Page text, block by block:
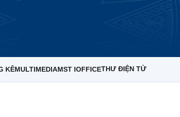
KÊMULTIMEDIAMST IOFFICETHƯ ĐIỆN TỬ